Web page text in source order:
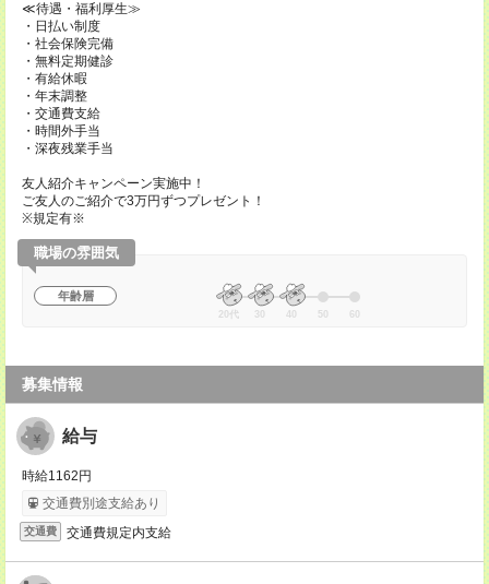
≪待遇・福利厚生≫
・日払い制度
・社会保険完備
・無料定期健診
・有給休暇
・年末調整
・交通費支給
・時間外手当
・深夜残業手当
友人紹介キャンペーン実施中！
ご友人のご紹介で3万円ずつプレゼント！
※規定有※
職場の雰囲気
年齢層
20代 30 40 50 60
募集情報
給与
時給1162円
交通費別途支給あり
交通費 交通費規定内支給